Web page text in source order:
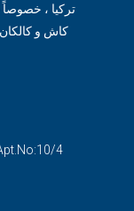
تركيا ، خصوصاً
كاش و كالكان
4